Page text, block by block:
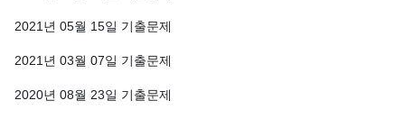
2021년 05월 15일 기출문제
2021년 03월 07일 기출문제
2020년 08월 23일 기출문제